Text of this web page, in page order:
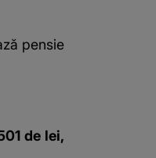
pensie
de lei,